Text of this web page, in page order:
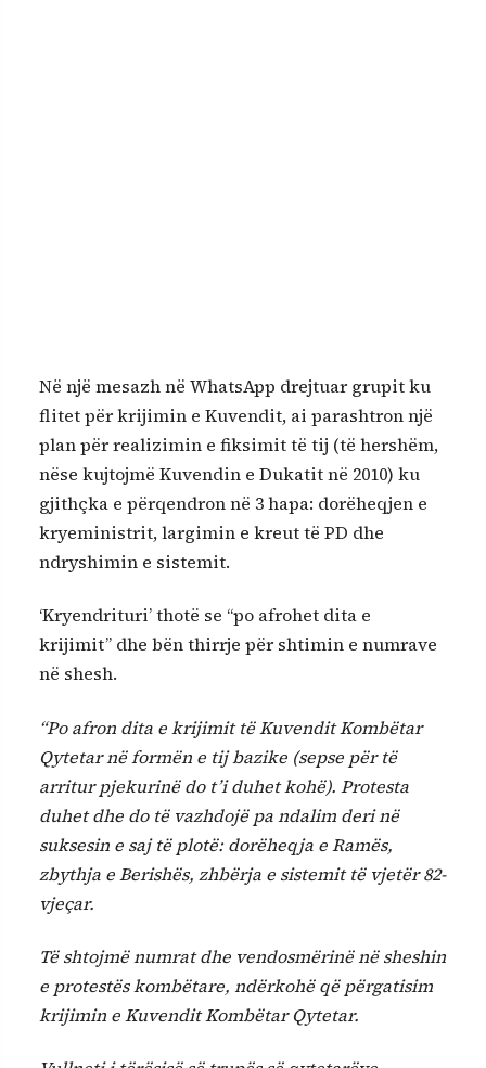
Në një mesazh në WhatsApp drejtuar grupit ku
flitet për krijimin e Kuvendit, ai parashtron një
plan për realizimin e fiksimit të tij (të hershëm,
nëse kujtojmë Kuvendin e Dukatit në 2010) ku
gjithçka e përqendron në 3 hapa: dorëheqjen e
kryeministrit, largimin e kreut të PD dhe
ndryshimin e sistemit.
‘Kryendrituri’ thotë se “po afrohet dita e
krijimit” dhe bën thirrje për shtimin e numrave
në shesh.
“Po afron dita e krijimit të Kuvendit Kombëtar
Qytetar në formën e tij bazike (sepse për të
arritur pjekurinë do t’i duhet kohë). Protesta
duhet dhe do të vazhdojë pa ndalim deri në
suksesin e saj të plotë: dorëheqja e Ramës,
zbythja e Berishës, zhbërja e sistemit të vjetër 82-
vjeçar.
Të shtojmë numrat dhe vendosmërinë në sheshin
e protestës kombëtare, ndërkohë që përgatisim
krijimin e Kuvendit Kombëtar Qytetar.